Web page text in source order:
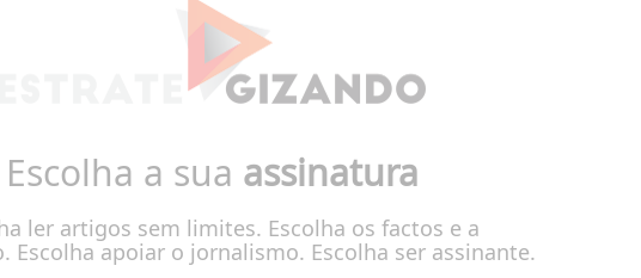
Escolha a sua assinatura
ler artigos sem limites. Escolha os factos e a
Escolha apoiar o jornalismo. Escolha ser assinante.